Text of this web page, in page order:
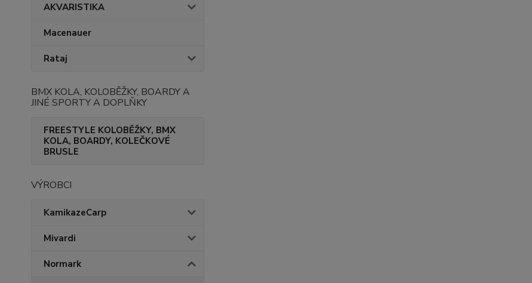
AKVARISTIKA
Macenauer
Rataj
BMX KOLA, KOLOBĚŽKY, BOARDY A
JINÉ SPORTY A DOPLŇKY
FREESTYLE KOLOBĚŽKY, BMX
KOLA, BOARDY, KOLEČKOVÉ
BRUSLE
VÝROBCI
KamikazeCarp
Mivardi
Normark